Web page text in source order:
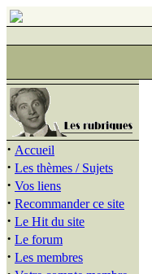
· Accueil
· Les thèmes / Sujets
· Vos liens
· Recommander ce site
· Le Hit du site
· Le forum
· Les membres